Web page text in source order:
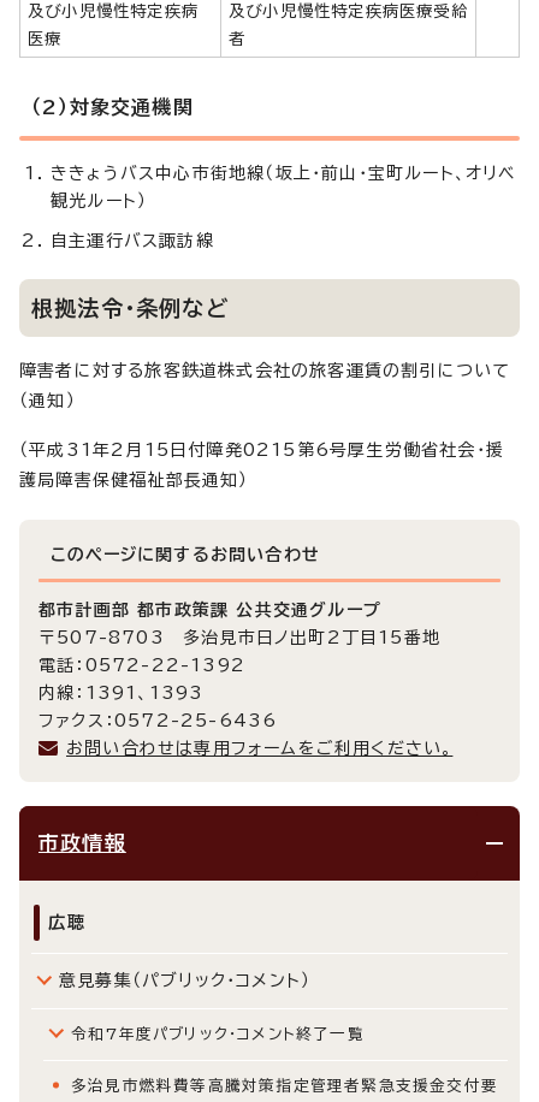
及び小児慢性特定疾病
医療
及び小児慢性特定疾病医療受給
者
（2）対象交通機関
ききょうバス中心市街地線（坂上・前山・宝町ルート、オリベ
観光ルート）
自主運行バス諏訪線
根拠法令・条例など
障害者に対する旅客鉄道株式会社の旅客運賃の割引について
（通知）
（平成31年2月15日付障発0215第6号厚生労働省社会・援
護局障害保健福祉部長通知）
このページに関する お問い合わせ
都市計画部 都市政策課 公共交通グループ
〒507-8703 多治見市日ノ出町2丁目15番地
電話：0572-22-1392
内線：1391、1393
ファクス：0572-25-6436
お問い合わせは専用フォームをご利用ください。
市政情報
広聴
意見募集（パブリック・コメント）
令和7年度パブリック・コメント終了一覧
多治見市燃料費等高騰対策指定管理者緊急支援金交付要